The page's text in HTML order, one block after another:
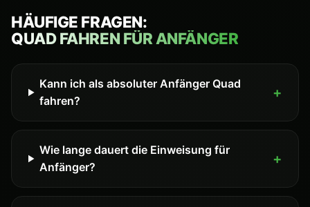
HÄUFIGE FRAGEN:
QUAD FAHREN FÜR ANFÄNGER
Kann ich als absoluter Anfänger Quad
fahren?
Wie lange dauert die Einweisung für
Anfänger?